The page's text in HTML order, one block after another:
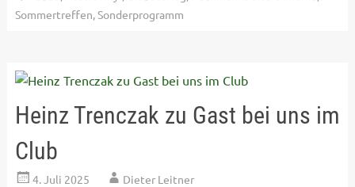
Sommertreffen,Sonderprogramm
Heinz Trenczak zu Gast bei uns im
Club
4. Juli 2025 Dieter Leitner